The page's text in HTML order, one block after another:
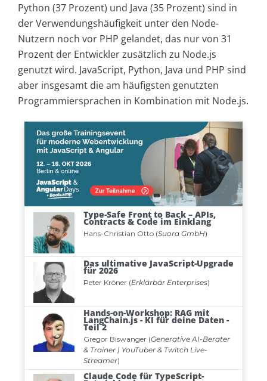
Python (37 Prozent) und Java (35 Prozent) sind in
der Verwendungshäufigkeit unter den Node-
Nutzern noch vor PHP gelandet, das nur von 31
Prozent der Entwickler zusätzlich zu Node.js
genutzt wird. JavaScript, Python, Java und PHP sind
aber insgesamt die am häufigsten genutzten
Programmiersprachen in Kombination mit Node.js.